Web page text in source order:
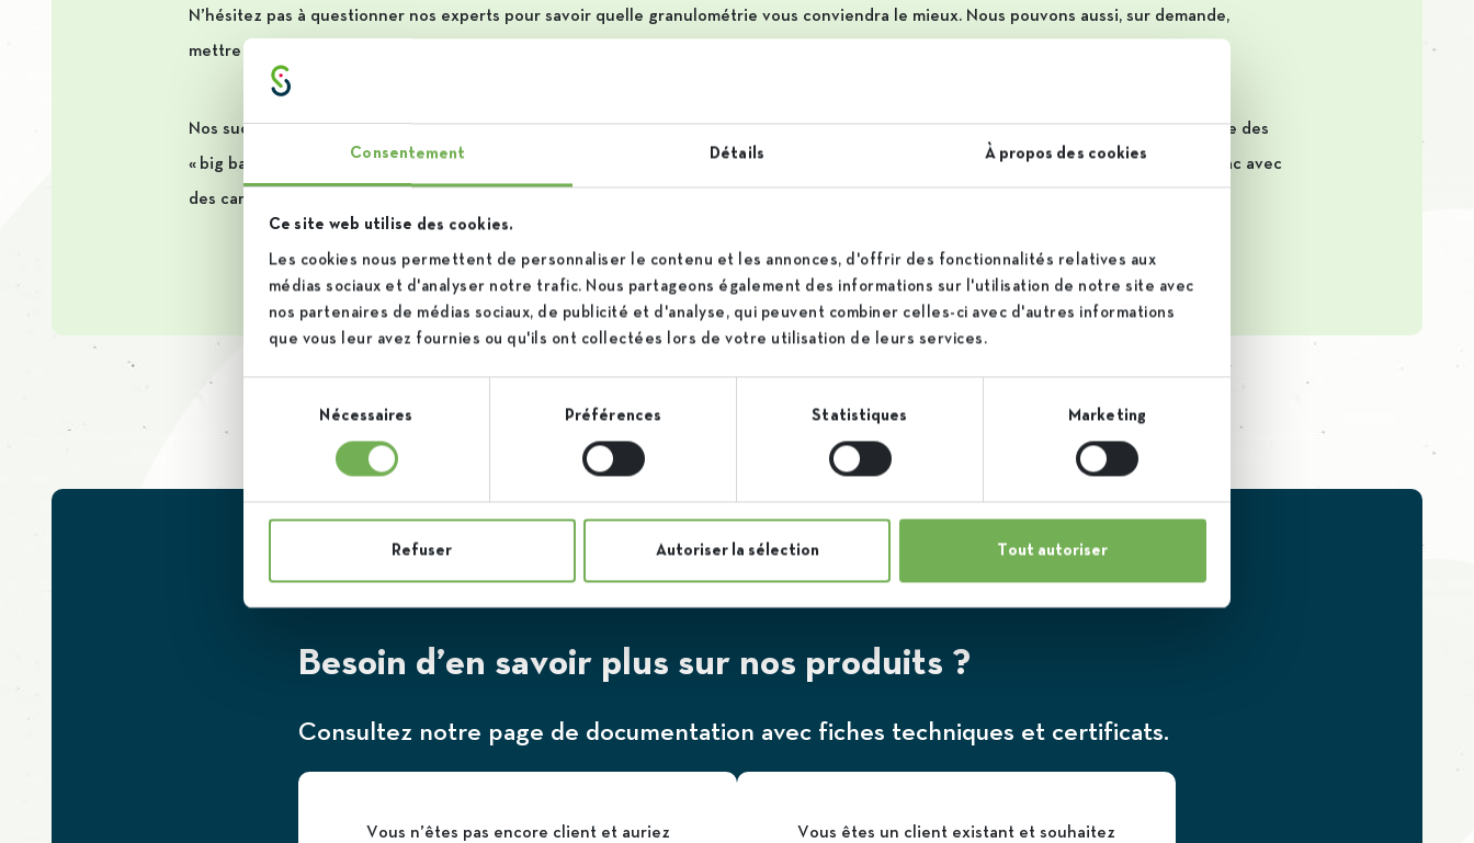
Consentement Détails À propos des cookies
Ce site web utilise des cookies.
Les cookies nous permettent de personnaliser le contenu et les annonces, d'offrir des fonctionnalités relatives aux
médias sociaux et d'analyser notre trafic. Nous partageons également des informations sur l'utilisation de notre site avec
nos partenaires de médias sociaux, de publicité et d'analyse, qui peuvent combiner celles-ci avec d'autres informations
que vous leur avez fournies ou qu'ils ont collectées lors de votre utilisation de leurs services.
consentement
Nécessaires Préférences Statistiques Marketing
Refuser Autoriser la sélection Tout autoriser
N’hésitez pas à questionner nos experts pour savoir quelle granulométrie vous conviendra le mieux. Nous pouvons aussi, sur demande,
mettre des échantillons à disposition afin que nos clients puissent effectuer des essais dans leur chaîne de production.
Nos sucres peuvent être livrés de diverses façons. Nos petits formats sont les sacs de 20, 25 et 50kg. La solution intermédiaire est celle des
« big bags » d’une tonne. Enfin, pour les plus gros volumes et les entreprises sachant les accueillir, nous livrons aussi notre sucre en vrac avec
des camions citernes.
Besoin d’en savoir plus sur nos produits ?
Consultez notre page de documentation avec fiches techniques et certificats.
Vous n’êtes pas encore client et auriez Vous êtes un client existant et souhaitez